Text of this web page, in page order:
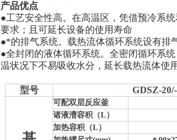
产品优点
●工艺安全性高。在高温区，凭借预冷系
要求；且可延长设备的使用寿命
●*的排气系统。载热流体循环系统设有排
●全封闭的液体循环系统。全密闭循环系
温状况下不易吸收水分，延长载热流体使
型号 GDSZ-20/-
可配双层反应釜
诸液漕容积（L）
加热容积（L）